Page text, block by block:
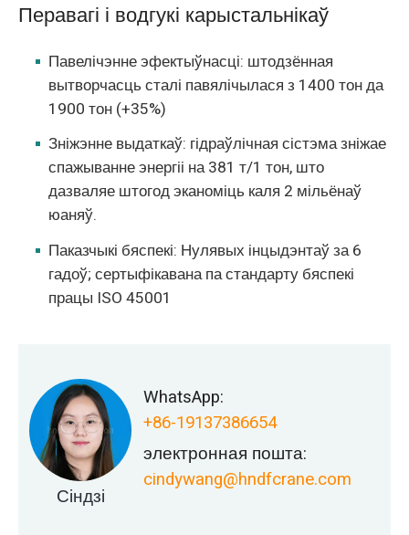
Перавагі і водгукі карыстальнікаў
Павелічэнне эфектыўнасці: штодзённая
вытворчасць сталі павялічылася з 1400 тон да
1900 тон (+35%)
Зніжэнне выдаткаў: гідраўлічная сістэма зніжае
спажыванне энергіі на 381 т/1 тон, што
дазваляе штогод эканоміць каля 2 мільёнаў
юаняў.
Паказчыкі бяспекі: Нулявых інцыдэнтаў за 6
гадоў; сертыфікавана па стандарту бяспекі
працы ISO 45001
Сіндзі
WhatsApp:
+86-19137386654
электронная пошта:
cindywang@hndfcrane.com